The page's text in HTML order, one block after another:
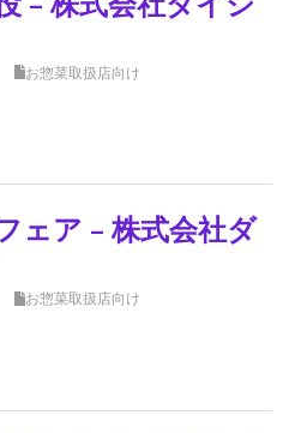
お惣菜取扱店向け
ェア – 株式会社ダ
お惣菜取扱店向け